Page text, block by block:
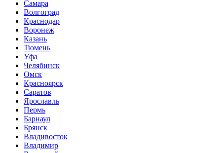
Самара
Волгоград
Краснодар
Воронеж
Казань
Тюмень
Уфа
Челябинск
Омск
Красноярск
Саратов
Ярославль
Пермь
Барнаул
Брянск
Владивосток
Владимир